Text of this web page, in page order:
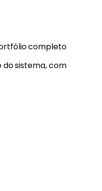
completo
do sistema, com